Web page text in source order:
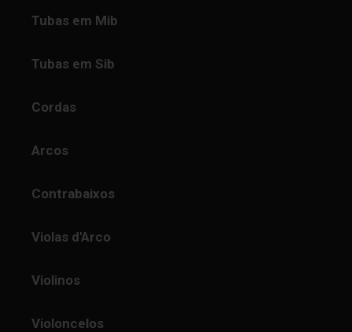
Tubas em Mib
Tubas em Sib
Cordas
Arcos
Contrabaixos
Violas d'Arco
Violinos
Violoncelos